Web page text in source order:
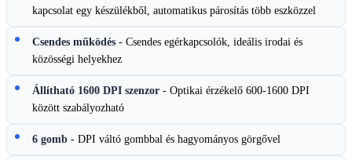
kapcsolat egy készülékből, automatikus párosítás több eszközzel
Csendes működés - Csendes egérkapcsolók, ideális irodai és
közösségi helyekhez
Állítható 1600 DPI szenzor - Optikai érzékelő 600-1600 DPI
között szabályozható
6 gomb - DPI váltó gombbal és hagyományos görgővel